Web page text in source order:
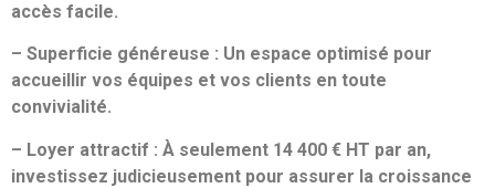
accès facile.
– Superficie généreuse : Un espace optimisé pour
accueillir vos équipes et vos clients en toute
convivialité.
– Loyer attractif : À seulement 14 400 € HT par an,
investissez judicieusement pour assurer la croissance